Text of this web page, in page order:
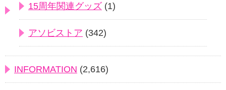
15周年関連グッズ (1)
アソビストア (342)
INFORMATION (2,616)